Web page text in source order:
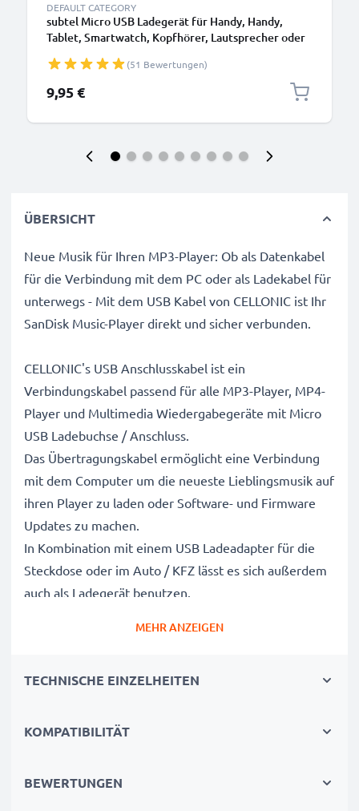
DEFAULT CATEGORY
subtel Micro USB Ladegerät für Handy, Handy,
Tablet, Smartwatch, Kopfhörer, Lautsprecher oder
(51 Bewertungen)
9,95 €
ÜBERSICHT
Neue Musik für Ihren MP3-Player: Ob als Datenkabel
für die Verbindung mit dem PC oder als Ladekabel für
unterwegs - Mit dem USB Kabel von CELLONIC ist Ihr
SanDisk Music-Player direkt und sicher verbunden.
CELLONIC's USB Anschlusskabel ist ein
Verbindungskabel passend für alle MP3-Player, MP4-
Player und Multimedia Wiedergabegeräte mit Micro
USB Ladebuchse / Anschluss.
Das Übertragungskabel ermöglicht eine Verbindung
mit dem Computer um die neueste Lieblingsmusik auf
ihren Player zu laden oder Software- und Firmware
Updates zu machen.
In Kombination mit einem USB Ladeadapter für die
Steckdose oder im Auto / KFZ lässt es sich außerdem
auch als Ladegerät benutzen.
✔ Micro USB Adapterkabel - Ladestecker für alle
✔ Schnellladefähig - Ermöglicht schnelles Laden mit
MEHR ANZEIGEN
TECHNISCHE EINZELHEITEN
KOMPATIBILITÄT
BEWERTUNGEN